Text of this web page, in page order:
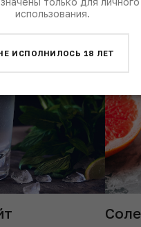
использования.
ИСПОЛНИЛОСЬ 18 ЛЕТ